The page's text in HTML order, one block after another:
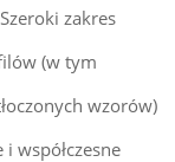
zakres
(w tym
wzorów)
współczesne